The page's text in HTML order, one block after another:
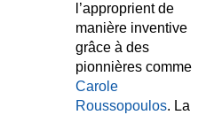
l’approprient de
manière inventive
grâce à des
pionnières comme
Carole
Roussopoulos. La